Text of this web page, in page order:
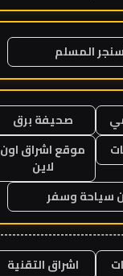
المسلم
صحيفة برق
موقع اشراق اون
لاين
سياحة وسفر
اشراق التقنية